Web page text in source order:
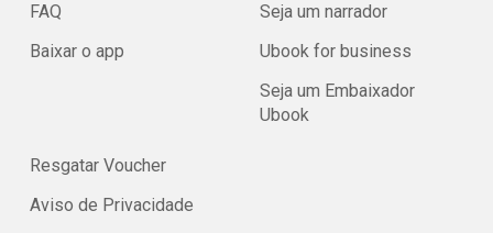
FAQ
Baixar o app
Seja um narrador
Ubook for business
Seja um Embaixador
Ubook
Resgatar Voucher
Aviso de Privacidade